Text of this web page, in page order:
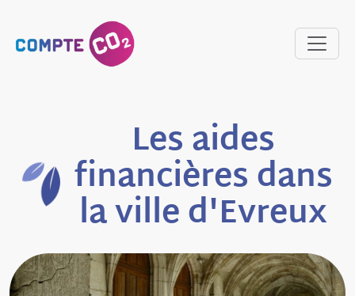
Les aides
financières dans
la ville d'Evreux